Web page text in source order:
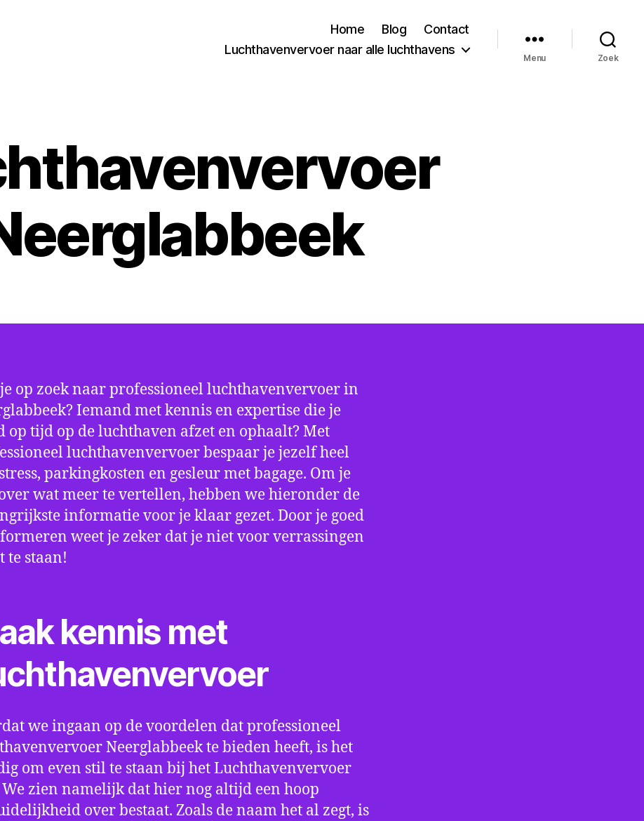
Home Blog
Contact
Luchthavenvervoer naar alle luchthavens
Menu Zoek
op zoek naar professioneel luchthavenvervoer in
Iemand met kennis en expertise die je
op tijd op de luchthaven afzet en ophaalt? Met
luchthavenvervoer bespaar je jezelf heel
parkingkosten en gesleur met bagage. Om je
wat meer te vertellen, hebben we hieronder de
informatie voor je klaar gezet. Door je goed
weet je zeker dat je niet voor verrassingen
te staan!
kennis met
we ingaan op de voordelen dat professioneel
Neerglabbeek te bieden heeft, is het
om even stil te staan bij het Luchthavenvervoer
zien namelijk dat hier nog altijd een hoop
over bestaat. Zoals de naam het al zegt, is